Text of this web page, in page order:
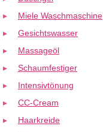
Miele Waschmaschine
Gesichtswasser
Massageöl
Schaumfestiger
Intensivtönung
CC-Cream
Haarkreide